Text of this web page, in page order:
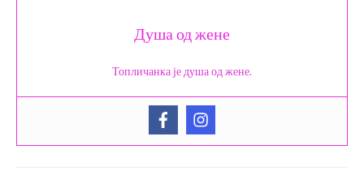
Душа од жене
Топличанка је душа од жене.